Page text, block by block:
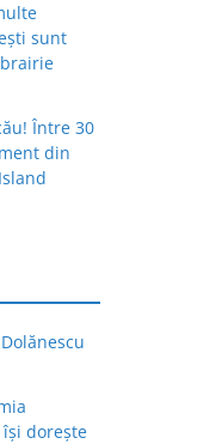
sunt
Între 30
din
își dorește